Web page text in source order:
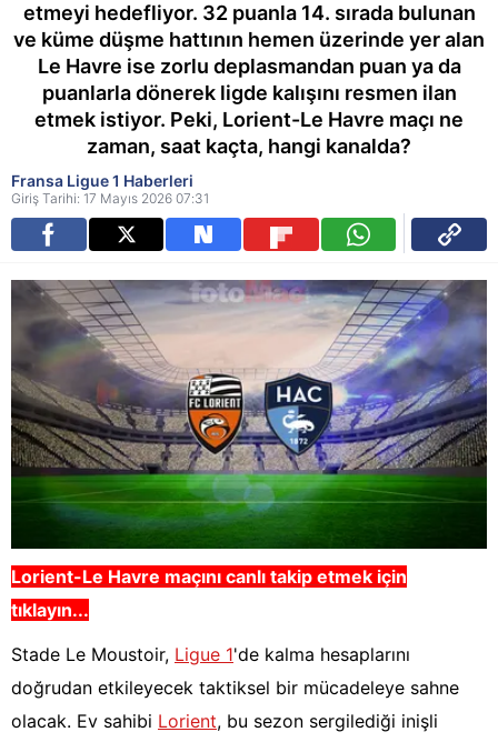
etmeyi hedefliyor. 32 puanla 14. sırada bulunan
ve küme düşme hattının hemen üzerinde yer alan
Le Havre ise zorlu deplasmandan puan ya da
puanlarla dönerek ligde kalışını resmen ilan
etmek istiyor. Peki, Lorient-Le Havre maçı ne
zaman, saat kaçta, hangi kanalda?
Fransa Ligue 1 Haberleri
Giriş Tarihi: 17 Mayıs 2026 07:31
Lorient-Le Havre maçını canlı takip etmek için
tıklayın...
Stade Le Moustoir, Ligue 1'de kalma hesaplarını
doğrudan etkileyecek taktiksel bir mücadeleye sahne
olacak. Ev sahibi Lorient, bu sezon sergilediği inişli